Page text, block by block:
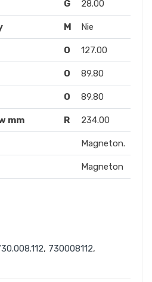
G 28.00
M Nie
O 127.00
O 89.80
O 89.80
mm R 234.00
Magneton.
Magneton
, 730008112,